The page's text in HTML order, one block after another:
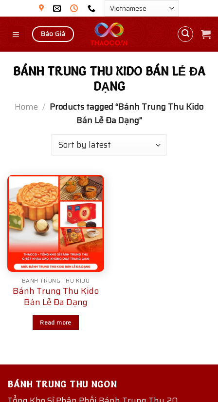
to
content
Báo Giá
BÁNH TRUNG THU KIDO BÁN LẺ ĐA
DẠNG
Home / Products tagged “Bánh Trung Thu Kido
Bán Lẻ Đa Dạng”
BÁNH TRUNG THU KIDO
Bánh Trung Thu Kido
Bán Lẻ Đa Dạng
Read more
BÁNH TRUNG THU NGON